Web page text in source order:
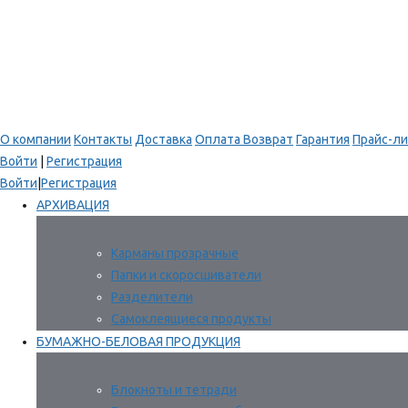
О компании Контакты Доставка Оплата Возврат Гарантия Прайс-
Войти
Регистрация
Войти Регистрация
АРХИВАЦИЯ
Карманы прозрачные
Папки и скоросшиватели
Разделители
Самоклеящиеся продукты
БУМАЖНО-БЕЛОВАЯ ПРОДУКЦИЯ
Блокноты и тетради